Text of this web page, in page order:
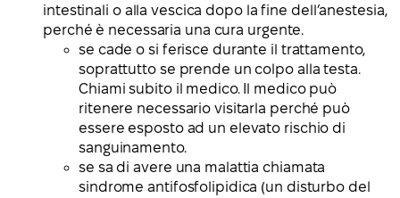
intestinali o alla vescica dopo la fine dell’anestesia,
perché è necessaria una cura urgente.
se cade o si ferisce durante il trattamento,
soprattutto se prende un colpo alla testa.
Chiami subito il medico. Il medico può
ritenere necessario visitarla perché può
essere esposto ad un elevato rischio di
sanguinamento.
se sa di avere una malattia chiamata
sindrome antifosfolipidica (un disturbo del